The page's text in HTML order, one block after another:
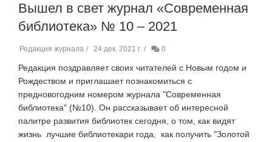
Вышел в свет журнал «Современная
библиотека» № 10 – 2021
Редакция журнала 24 дек. 2021 г. 0
Редакция поздравляет своих читателей с Новым годом и
Рождеством и приглашает познакомиться с
предновогодним номером журнала "Современная
библиотека" (№10). Он рассказывает об интересной
палитре развития библиотек сегодня, о том, как видят
жизнь лучшие библиотекари года, как получить "Золотой